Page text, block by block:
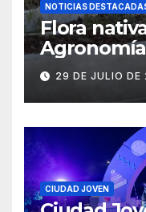
NOTICIAS
Flora
Agronomía
29 DE JULIO DE
CIUDAD JOVEN